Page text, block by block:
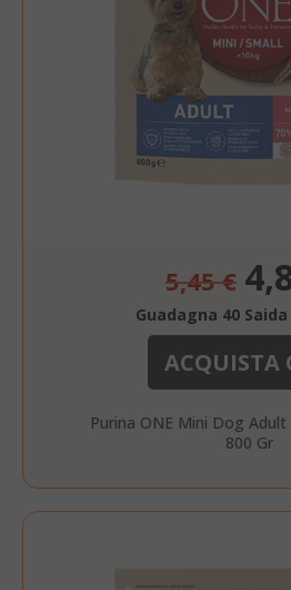
5,45 €
Guadagna 40
ACQUISTA
Purina ONE Mini Dog
800 Gr